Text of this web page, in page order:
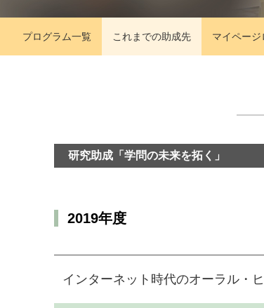
プログラム一覧 これまでの助成先 マイページ
研究助成「学問の未来を拓く」
2019年度
インターネット時代のオーラル